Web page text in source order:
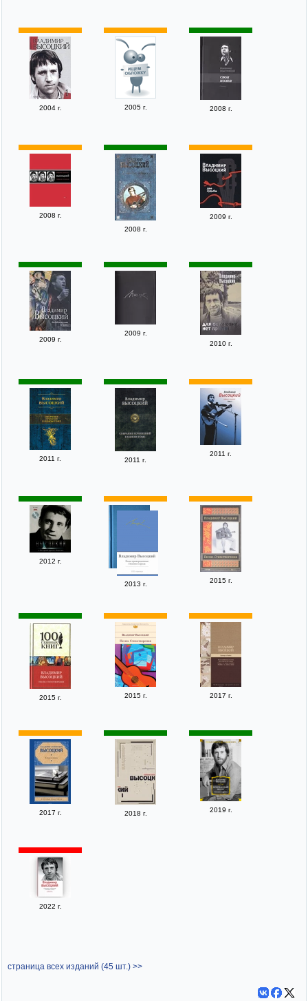
2004 г. 2005 г. 2008 г.
2008 г.
2008 г.
2009 г.
2009 г.
2009 г.
2010 г.
2011 г. 2011 г.
2011 г.
2012 г.
2013 г. 2015 г.
2015 г. 2015 г. 2017 г.
2017 г. 2018 г. 2019 г.
2022 г.
страница всех изданий (45 шт.) >>